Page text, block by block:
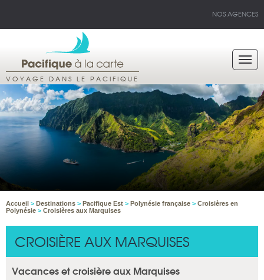
NOS AGENCES
VOYAGE DANS LE PACIFIQUE
Accueil > Destinations > Pacifique Est > Polynésie française > Croisières en
Polynésie > Croisières aux Marquises
CROISIÈRE AUX MARQUISES
Vacances et croisière aux Marquises